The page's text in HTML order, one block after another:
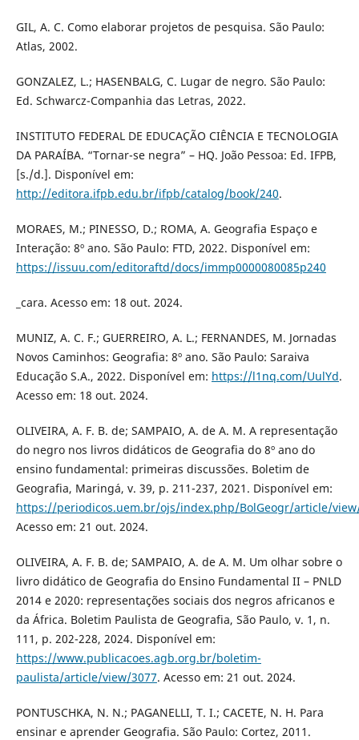
GIL, A. C. Como elaborar projetos de pesquisa. São Paulo:
Atlas, 2002.
GONZALEZ, L.; HASENBALG, C. Lugar de negro. São Paulo:
Ed. Schwarcz-Companhia das Letras, 2022.
INSTITUTO FEDERAL DE EDUCAÇÃO CIÊNCIA E TECNOLOGIA
DA PARAÍBA. “Tornar-se negra” – HQ. João Pessoa: Ed. IFPB,
[s./d.]. Disponível em:
http://editora.ifpb.edu.br/ifpb/catalog/book/240.
MORAES, M.; PINESSO, D.; ROMA, A. Geografia Espaço e
Interação: 8º ano. São Paulo: FTD, 2022. Disponível em:
https://issuu.com/editoraftd/docs/immp0000080085p240
_cara. Acesso em: 18 out. 2024.
MUNIZ, A. C. F.; GUERREIRO, A. L.; FERNANDES, M. Jornadas
Novos Caminhos: Geografia: 8º ano. São Paulo: Saraiva
Educação S.A., 2022. Disponível em: https://l1nq.com/UulYd.
Acesso em: 18 out. 2024.
OLIVEIRA, A. F. B. de; SAMPAIO, A. de A. M. A representação
do negro nos livros didáticos de Geografia do 8º ano do
ensino fundamental: primeiras discussões. Boletim de
Geografia, Maringá, v. 39, p. 211-237, 2021. Disponível em:
https://periodicos.uem.br/ojs/index.php/BolGeogr/article/
Acesso em: 21 out. 2024.
OLIVEIRA, A. F. B. de; SAMPAIO, A. de A. M. Um olhar sobre o
livro didático de Geografia do Ensino Fundamental II – PNLD
2014 e 2020: representações sociais dos negros africanos e
da África. Boletim Paulista de Geografia, São Paulo, v. 1, n.
111, p. 202-228, 2024. Disponível em:
https://www.publicacoes.agb.org.br/boletim-
paulista/article/view/3077. Acesso em: 21 out. 2024.
PONTUSCHKA, N. N.; PAGANELLI, T. I.; CACETE, N. H. Para
ensinar e aprender Geografia. São Paulo: Cortez, 2011.